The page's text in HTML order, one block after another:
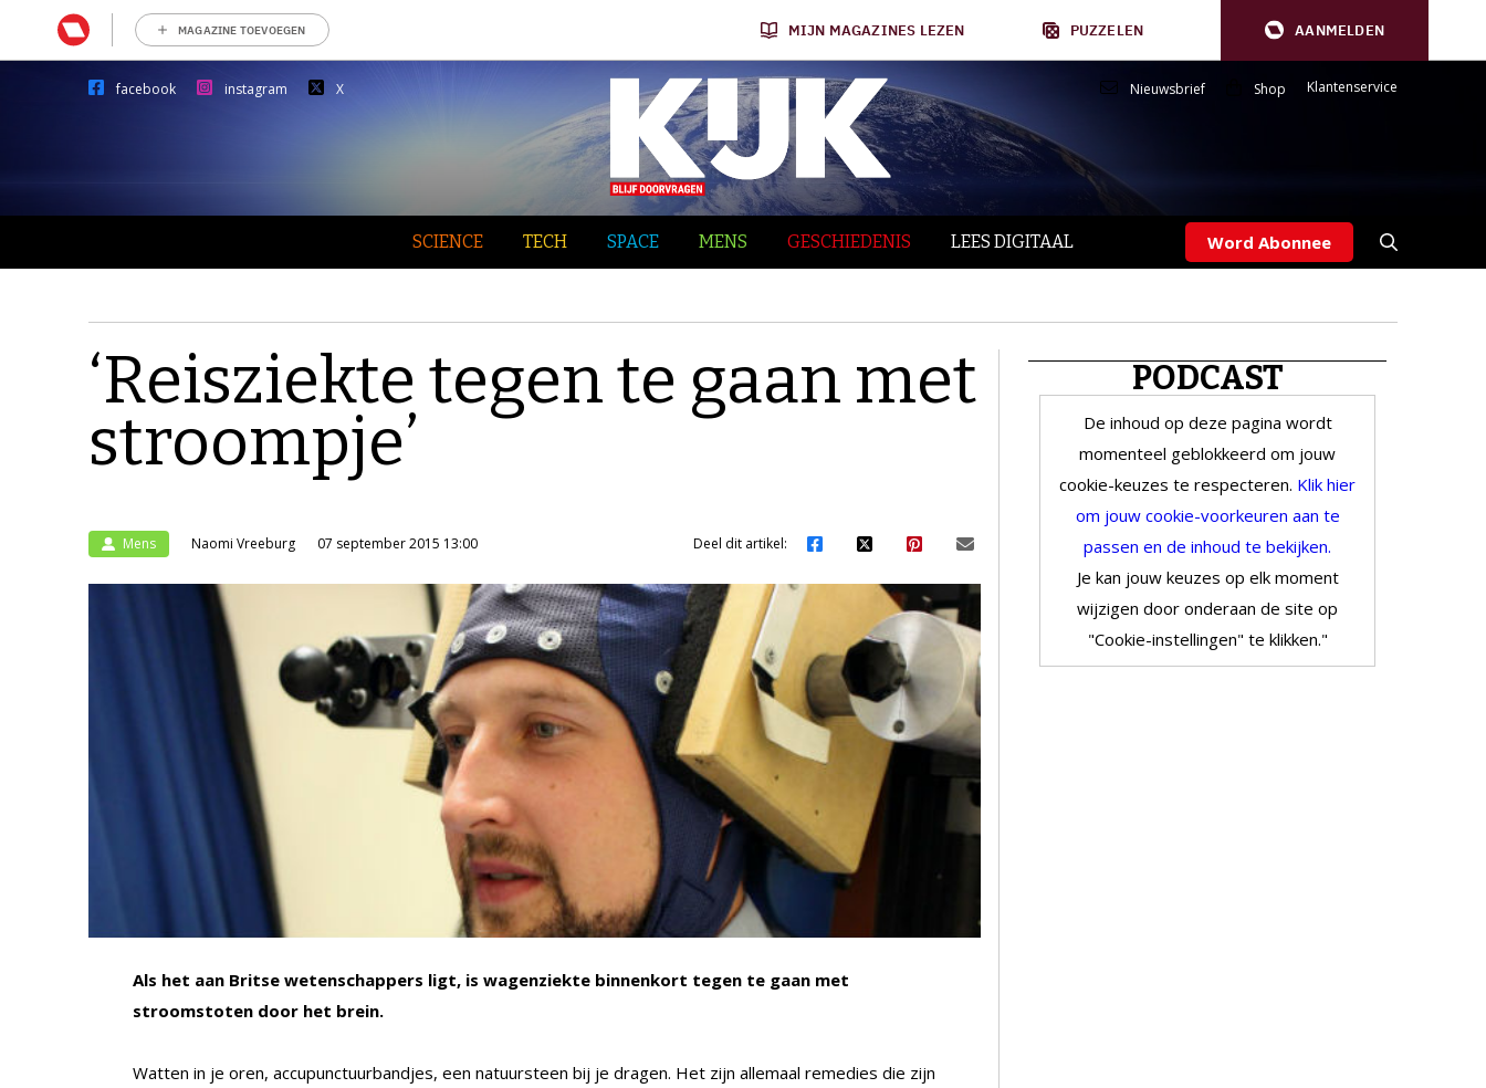
MAGAZINE TOEVOEGEN MIJN MAGAZINES LEZEN PUZZELEN AANMELDEN
facebook instagram X Nieuwsbrief Shop Klantenservice
SCIENCE TECH SPACE MENS GESCHIEDENIS LEES DIGITAAL Word Abonnee
‘Reisziekte tegen te gaan met
stroompje’
Mens Naomi Vreeburg 07 september 2015 13:00 Deel dit artikel:
Als het aan Britse wetenschappers ligt, is wagenziekte binnenkort tegen te gaan met
stroomstoten door het brein.
Watten in je oren, accupunctuurbandjes, een natuursteen bij je dragen. Het zijn allemaal remedies die zijn
PODCAST
De inhoud op deze pagina wordt
momenteel geblokkeerd om jouw
cookie-keuzes te respecteren. Klik hier
om jouw cookie-voorkeuren aan te
passen en de inhoud te bekijken.
Je kan jouw keuzes op elk moment
wijzigen door onderaan de site op
"Cookie-instellingen" te klikken."